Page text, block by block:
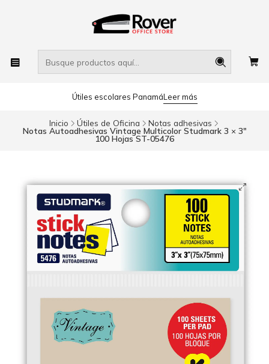
Útiles escolares PanamáLeer más
Inicio Útiles de Oficina Notas adhesivas
Notas Autoadhesivas Vintage Multicolor Studmark 3 × 3"
100 Hojas ST-05476